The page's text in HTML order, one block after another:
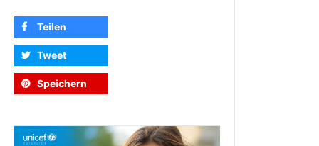
Teilen
Tweet
Speichern